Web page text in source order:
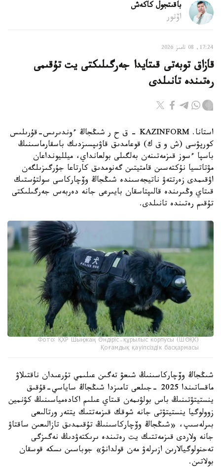
باقىتجول كاكەش
اۆتور
17:24, 08 تامىز 2026
قازاق توبەتى قىتايدا جەرگىلىكتى يت تۇقىمى
رەتىندە تانىلدى
استانا. KAZINFORM – ق ح ر شىڭجاڭ ءوندىرىس-قۇرىلىس
كورپۋسى (ش و ق ك) قوعامدىق قاۋىپسىزدىك باسقارماسىنىڭ
باسپا ءسوز قىزمەتىنەن بەلگىلى بولعانداي، ميلليونداعان
مۋتاتسيا نۇكتەسىن قامتيتىن گەنومدىق كارتاعا جۇرگىزىلگەن
اۋقىمدى زەرتتەۋ ناتيجەسىندە شىڭجاڭ وۆچاركاسى سولتۇستىك
قىتاي وڭىرىندە قالىپتاسقان بايىرعى جانە دەربەس جەرگىلىكتى
تۇقىم رەتىندە تانىلدى.
Фото: ҚХР Шыңжаң Өндіріс-құрылыс корпусы (ШӨҚК)
Қоғамдық қауіпсіздік басқармасы
شىڭجاڭ وۆچاركاسىنىڭ شىعۋ تەگىن عىلىمي تۇرعىدان ناقتىلاۋ
ماقساتىندا 2025 -جىلعى تامىزدا شىڭجاڭ ساياسي-قۇقىق
ينستيتۋتىنىڭ باس بولۋىمەن قىتاي عىلىم اكادەمياسىنىڭ كۋنمين
زوولوگيا ينستيتۋتى جانە شوقك قىزمەتتىك يتتەر ورتالىعى
بىرلەسىپ، «شىڭجاڭ وۆچاركاسىنىڭ تۇقىمدىق تازالىعىن ساقتاۋ
جانە ولاردى قىزمەتتىك يت رەتىندە ىرىكتەۋدىڭ نەگىزگى
تەحنولوگيالارىن ازىرلەۋ مەن قولدانۋ» جوباسىن ىسكە قوسقان
بولاتىن.